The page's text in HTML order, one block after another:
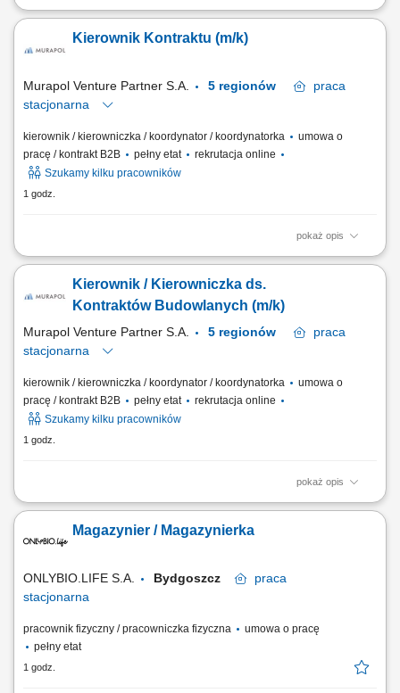
Zakres obowiązków: wykonywanie czynności higieniczno-
stanu zdrowia (waga, ciśnienie, temperatura, poziom cukru), realizacja
zaleceń medycznych zgodnie z procedurami, wsparcie seniorów w
Kierownik Kontraktu (m/k)
Murapol Venture Partner S.A.
praca
stacjonarna
kierownik / kierowniczka / koordynator / koordynatorka
umowa o
pracę / kontrakt B2B
pełny etat
rekrutacja online
Szukamy kilku pracowników
1 godz.
pokaż opis
Twój zakres obowiązków realizacja inwestycji zgodnie z
budowlanych, poszukiwanie potencjalnych wykonawców, negocjowanie
cen i warunków umowy z wykonawcami; prowadzenie dokumentacji
Kierownik / Kierowniczka ds.
Kontraktów Budowlanych (m/k)
Murapol Venture Partner S.A.
praca
stacjonarna
kierownik / kierowniczka / koordynator / koordynatorka
umowa o
pracę / kontrakt B2B
pełny etat
rekrutacja online
Szukamy kilku pracowników
1 godz.
pokaż opis
Zakres obowiązków: Nadzór nad realizacją inwestycji zgodnie z
budowlanych, wybór oraz negocjacje z podwykonawcami. Prowadzenie
dokumentacji formalno-prawnej inwestycji. Przygotowanie i
Magazynier / Magazynierka
ONLYBIO.LIFE S.A. Bydgoszcz
praca
stacjonarna
pracownik fizyczny / pracowniczka fizyczna
umowa o pracę
pełny etat
1 godz.